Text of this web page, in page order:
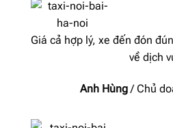
Giá cả hợp lý, xe đến đón
về dịch
Anh Hùng / Chủ